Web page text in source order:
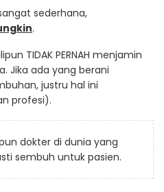
sederhana,
.
TIDAK PERNAH menjamin
Jika ada yang berani
justru hal ini
profesi).
dokter di dunia yang
sembuh untuk pasien.